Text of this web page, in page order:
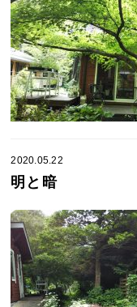
2020.05.22
明と暗